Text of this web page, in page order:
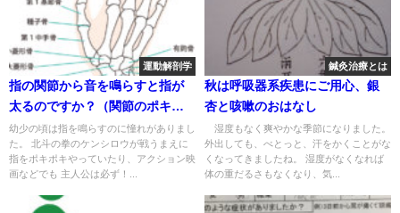
運動解剖学
指の関節から音を鳴らすと指が
太るのですか？（関節のポキポ
キ音）治療家が解説
幼少の頃は指を鳴らすのに憧れがありまし
た。 北斗の拳のケンシロウが戦うまえに
指をポキポキやっていたり、アクション映
画などでも 主人公は必ず！...
鍼灸治療とは
秋は呼吸器系疾患にご用心、銀
杏と咳嗽のおはなし
湿度もなく爽やかな季節になりました。
外出しても、べとっと、汗をかくことがな
くなってきましたね。 湿度がなくなれば
体の重だるさもなくなり、気...